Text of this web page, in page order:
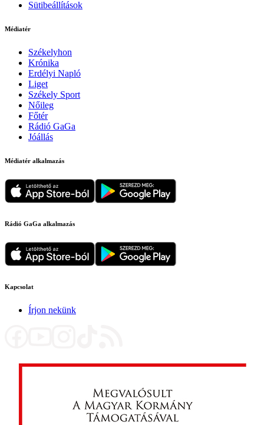
Sütibeállítások
Médiatér
Székelyhon
Krónika
Erdélyi Napló
Liget
Székely Sport
Nőileg
Főtér
Rádió GaGa
Jóállás
Médiatér alkalmazás
Rádió GaGa alkalmazás
Kapcsolat
Írjon nekünk